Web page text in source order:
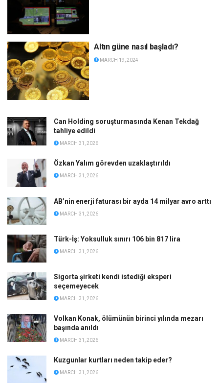
Altın güne nasıl başladı?
MARCH 19, 2024
Can Holding soruşturmasında Kenan Tekdağ
tahliye edildi
MARCH 31, 2026
Özkan Yalım görevden uzaklaştırıldı
MARCH 31, 2026
AB’nin enerji faturası bir ayda 14 milyar avro arttı
MARCH 31, 2026
Türk-İş: Yoksulluk sınırı 106 bin 817 lira
MARCH 31, 2026
Sigorta şirketi kendi istediği eksperi
seçemeyecek
MARCH 31, 2026
Volkan Konak, ölümünün birinci yılında mezarı
başında anıldı
MARCH 31, 2026
Kuzgunlar kurtları neden takip eder?
MARCH 31, 2026